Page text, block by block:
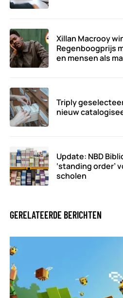
Xillan Macrooy
Regenboogprijs
en mensen als
Triply
nieuw
Update: NBD
‘standing order’
scholen
GERELATEERDE BERICHTEN